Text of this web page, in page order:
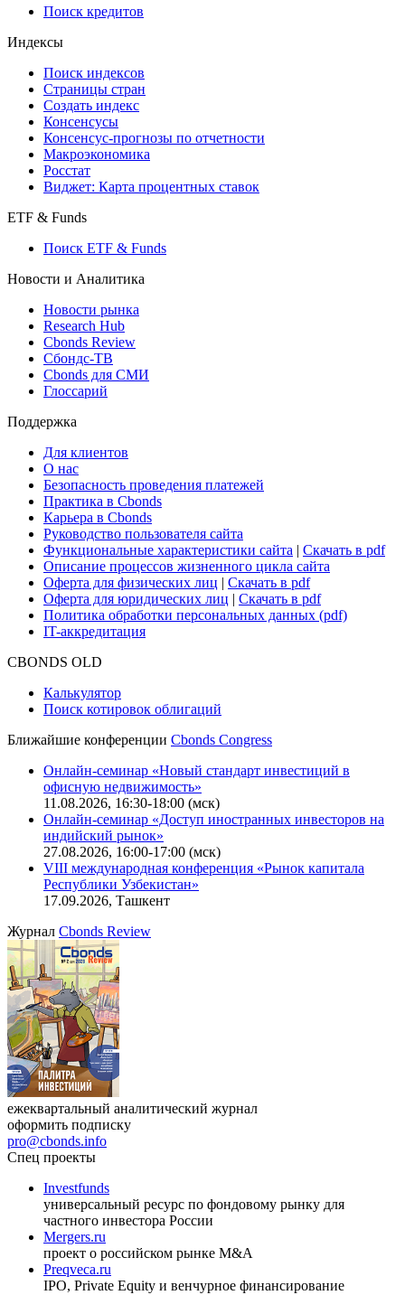
Поиск кредитов
Индексы
Поиск индексов
Страницы стран
Создать индекс
Консенсусы
Консенсус-прогнозы по отчетности
Макроэкономика
Росстат
Виджет: Карта процентных ставок
ETF & Funds
Поиск ETF & Funds
Новости и Аналитика
Новости рынка
Research Hub
Cbonds Review
Сбондс-ТВ
Cbonds для СМИ
Глоссарий
Поддержка
Для клиентов
О нас
Безопасность проведения платежей
Практика в Cbonds
Карьера в Cbonds
Руководство пользователя сайта
Функциональные характеристики сайта | Скачать в pdf
Описание процессов жизненного цикла сайта
Оферта для физических лиц | Скачать в pdf
Оферта для юридических лиц | Скачать в pdf
Политика обработки персональных данных (pdf)
IT-аккредитация
CBONDS OLD
Калькулятор
Поиск котировок облигаций
Ближайшие конференции Cbonds Congress
Онлайн-семинар «Новый стандарт инвестиций в
офисную недвижимость»
11.08.2026, 16:30-18:00 (мск)
Онлайн-семинар «Доступ иностранных инвесторов на
индийский рынок»
27.08.2026, 16:00-17:00 (мск)
VIII международная конференция «Рынок капитала
Республики Узбекистан»
17.09.2026, Ташкент
Журнал Cbonds Review
ежеквартальный аналитический журнал
оформить подписку
pro@cbonds.info
Спец проекты
Investfunds
универсальный ресурс по фондовому рынку для
частного инвестора России
Mergers.ru
проект о российском рынке M&A
Preqveca.ru
IPO, Private Equity и венчурное финансирование